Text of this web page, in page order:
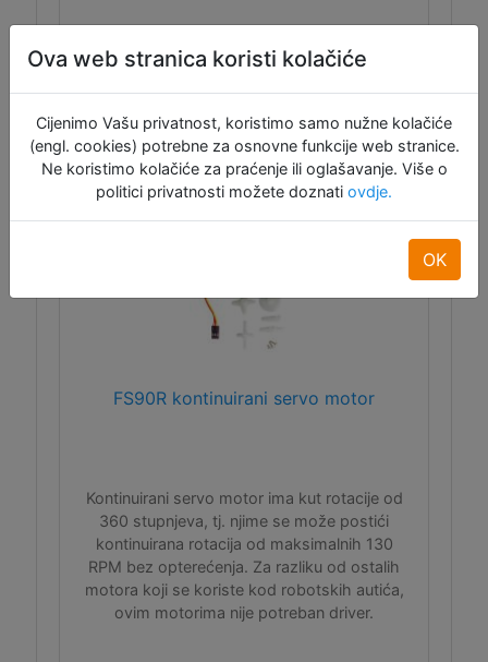
ID:11606
Dodaj u košaru
Raspoloživo: 9
FS90R kontinuirani servo motor
Kontinuirani servo motor ima kut rotacije od
360 stupnjeva, tj. njime se može postići
kontinuirana rotacija od maksimalnih 130
RPM bez opterećenja. Za razliku od ostalih
motora koji se koriste kod robotskih autića,
ovim motorima nije potreban driver.
Ova web stranica koristi kolačiće
Cijenimo Vašu privatnost, koristimo samo nužne kolačiće
(engl. cookies) potrebne za osnovne funkcije web stranice.
Ne koristimo kolačiće za praćenje ili oglašavanje. Više o
politici privatnosti možete doznati ovdje.
OK